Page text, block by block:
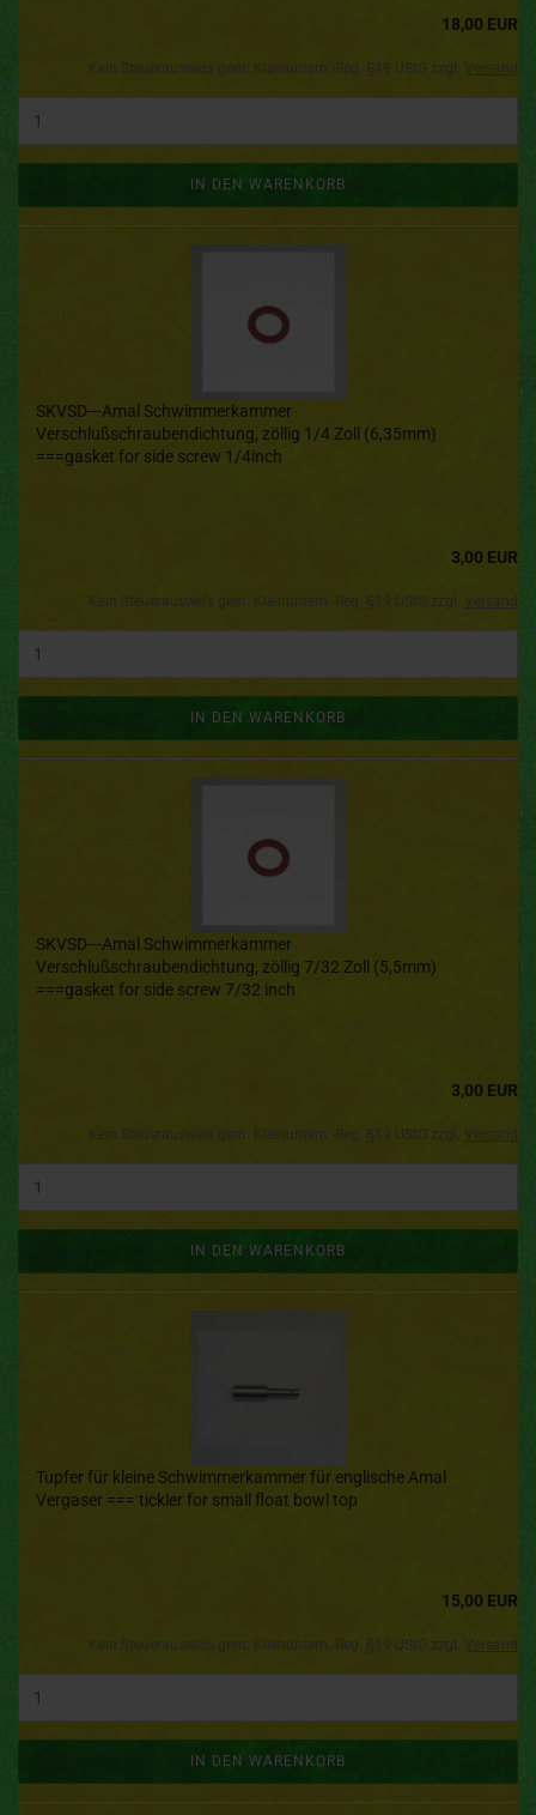
18,00 EUR
IN DEN WARENKORB
SKVSD---Amal Schwimmerkammer
Verschlußschraubendichtung, zöllig 1/4 Zoll (6,35mm)
===gasket for side screw 1/4inch
3,00 EUR
Versand
IN DEN WARENKORB
SKVSD---Amal Schwimmerkammer
Verschlußschraubendichtung, zöllig 7/32 Zoll (5,5mm)
===gasket for side screw 7/32 inch
3,00 EUR
Versand
IN DEN WARENKORB
Tupfer für kleine Schwimmerkammer für englische Amal
Vergaser === tickler for small float bowl top
15,00 EUR
IN DEN WARENKORB